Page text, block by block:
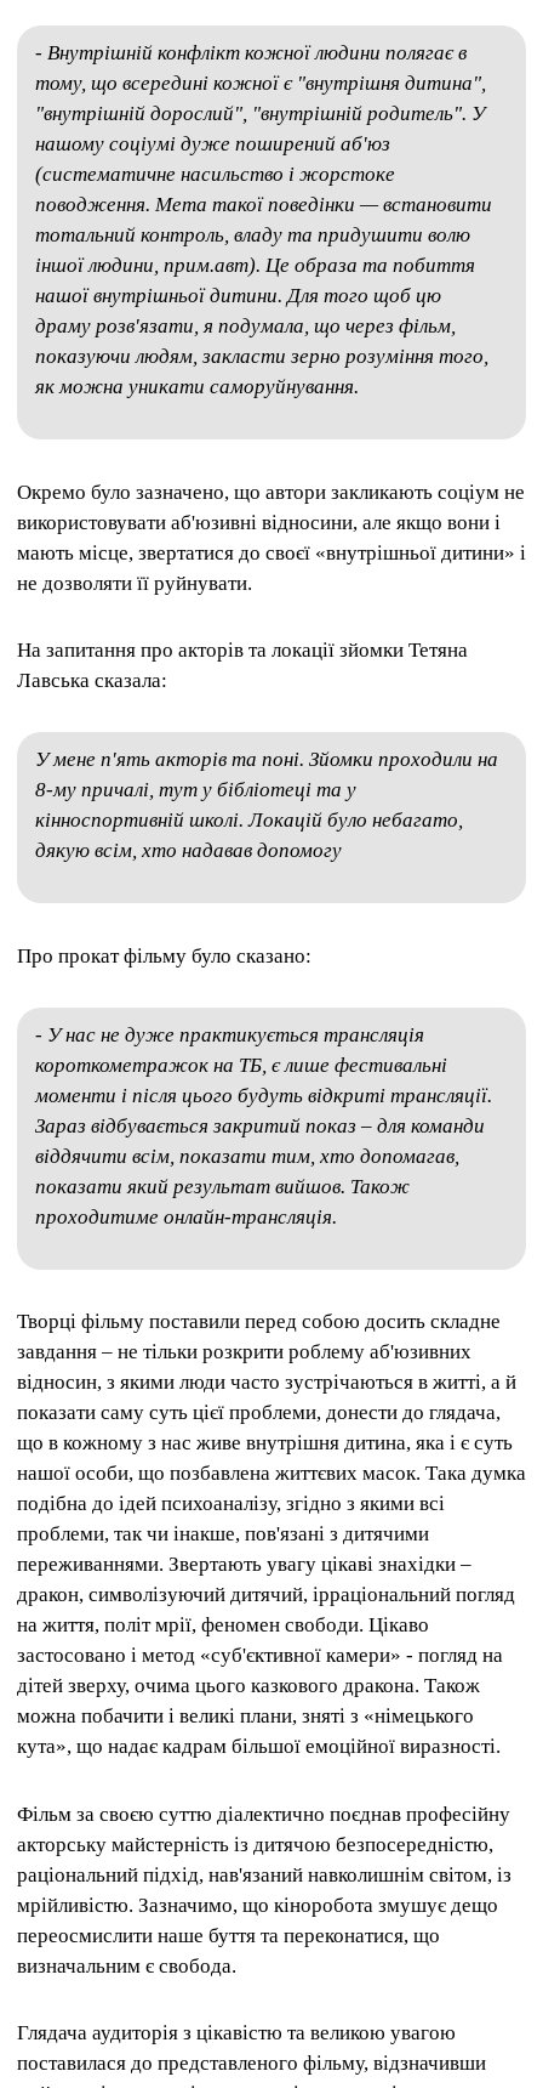
- Внутрішній конфлікт кожної людини полягає в
тому, що всередині кожної є "внутрішня дитина",
"внутрішній дорослий", "внутрішній родитель". У
нашому соціумі дуже поширений аб'юз
(систематичне насильство і жорстоке
поводження. Мета такої поведінки — встановити
тотальний контроль, владу та придушити волю
іншої людини, прим.авт). Це образа та побиття
нашої внутрішньої дитини. Для того щоб цю
драму розв'язати, я подумала, що через фільм,
показуючи людям, закласти зерно розуміння того,
як можна уникати саморуйнування.
Окремо було зазначено, що автори закликають соціум не
використовувати аб'юзивні відносини, але якщо вони і
мають місце, звертатися до своєї «внутрішньої дитини» і
не дозволяти її руйнувати.
На запитання про акторів та локації зйомки Тетяна
Лавська сказала:
У мене п'ять акторів та поні. Зйомки проходили на
8-му причалі, тут у бібліотеці та у
кінноспортивній школі. Локацій було небагато,
дякую всім, хто надавав допомогу
Про прокат фільму було сказано:
- У нас не дуже практикується трансляція
короткометражок на ТБ, є лише фестивальні
моменти і після цього будуть відкриті трансляції.
Зараз відбувається закритий показ – для команди
віддячити всім, показати тим, хто допомагав,
показати який результат вийшов. Також
проходитиме онлайн-трансляція.
Творці фільму поставили перед собою досить складне
завдання – не тільки розкрити роблему аб'юзивних
відносин, з якими люди часто зустрічаються в житті, а й
показати саму суть цієї проблеми, донести до глядача,
що в кожному з нас живе внутрішня дитина, яка і є суть
нашої особи, що позбавлена життєвих масок. Така думка
подібна до ідей психоаналізу, згідно з якими всі
проблеми, так чи інакше, пов'язані з дитячими
переживаннями. Звертають увагу цікаві знахідки –
дракон, символізуючий дитячий, ірраціональний погляд
на життя, політ мрії, феномен свободи. Цікаво
застосовано і метод «суб'єктивної камери» - погляд на
дітей зверху, очима цього казкового дракона. Також
можна побачити і великі плани, зняті з «німецького
кута», що надає кадрам більшої емоційної виразності.
Фільм за своєю суттю діалектично поєднав професійну
акторську майстерність із дитячою безпосередністю,
раціональний підхід, нав'язаний навколишнім світом, із
мрійливістю. Зазначимо, що кіноробота змушує дещо
переосмислити наше буття та переконатися, що
визначальним є свобода.
Глядача аудиторія з цікавістю та великою увагою
поставилася до представленого фільму, відзначивши